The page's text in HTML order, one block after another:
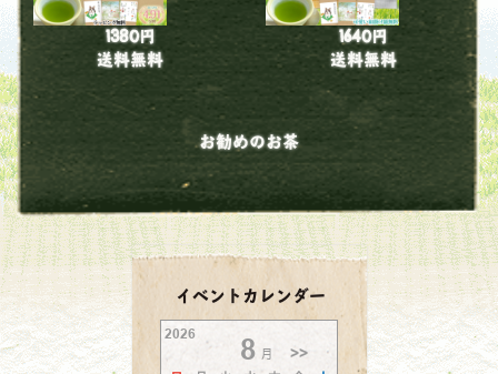
1380円
送料無料
1640円
送料無料
お勧めのお茶
イベントカレンダー